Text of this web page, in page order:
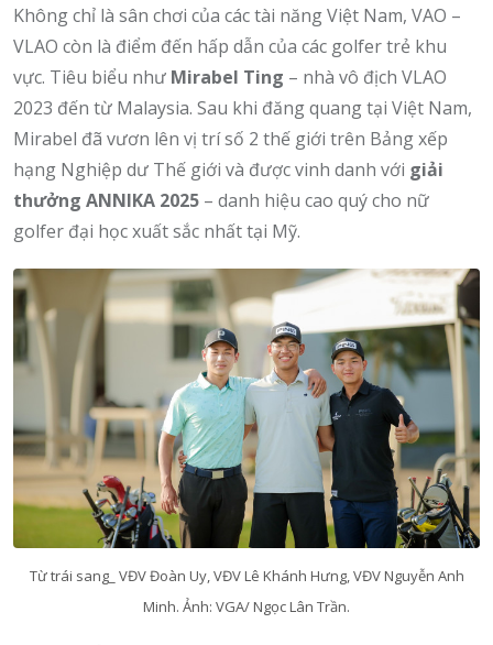
Không chỉ là sân chơi của các tài năng Việt Nam, VAO –
VLAO còn là điểm đến hấp dẫn của các golfer trẻ khu
vực. Tiêu biểu như Mirabel Ting – nhà vô địch VLAO
2023 đến từ Malaysia. Sau khi đăng quang tại Việt Nam,
Mirabel đã vươn lên vị trí số 2 thế giới trên Bảng xếp
hạng Nghiệp dư Thế giới và được vinh danh với giải
thưởng ANNIKA 2025 – danh hiệu cao quý cho nữ
golfer đại học xuất sắc nhất tại Mỹ.
Từ trái sang_ VĐV Đoàn Uy, VĐV Lê Khánh Hưng, VĐV Nguyễn Anh
Minh. Ảnh: VGA/ Ngọc Lân Trần.